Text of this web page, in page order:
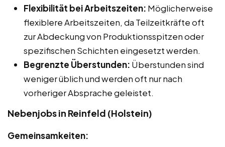
Flexibilität bei Arbeitszeiten: Möglicherweise
flexiblere Arbeitszeiten, da Teilzeitkräfte oft
zur Abdeckung von Produktionsspitzen oder
spezifischen Schichten eingesetzt werden.
Begrenzte Überstunden: Überstunden sind
weniger üblich und werden oft nur nach
vorheriger Absprache geleistet.
Nebenjobs in Reinfeld (Holstein)
Gemeinsamkeiten: